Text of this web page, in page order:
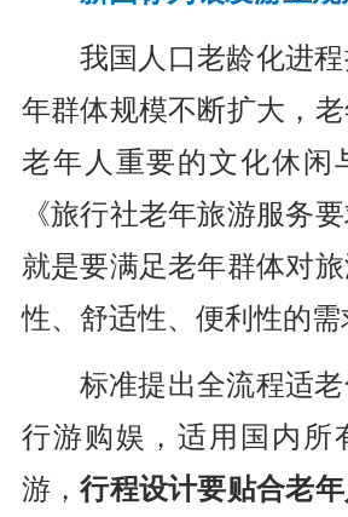
我国人口老龄化进
年群体规模不断扩大，
老年人重要的文化休闲
《旅行社老年旅游服务
就是要满足老年群体对
性、舒适性、便利性的需
标准提出全流程适
行游购娱，适用国内所
游，行程设计要贴合老